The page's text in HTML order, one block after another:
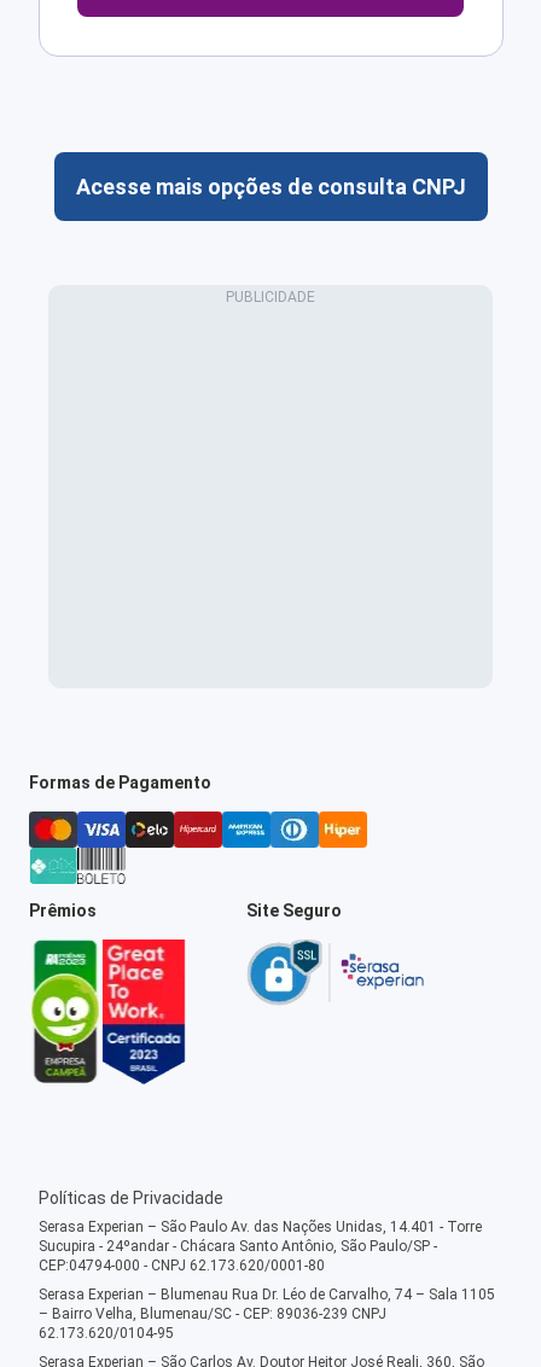
Acesse mais opções de consulta CNPJ
Formas de Pagamento
Prêmios Site Seguro
Políticas de Privacidade
Serasa Experian – São Paulo Av. das Nações Unidas, 14.401 - Torre
Sucupira - 24ºandar - Chácara Santo Antônio, São Paulo/SP -
CEP:04794-000 - CNPJ 62.173.620/0001-80
Serasa Experian – Blumenau Rua Dr. Léo de Carvalho, 74 – Sala 1105
– Bairro Velha, Blumenau/SC - CEP: 89036-239 CNPJ
62.173.620/0104-95
Serasa Experian – São Carlos Av. Doutor Heitor José Reali, 360, São